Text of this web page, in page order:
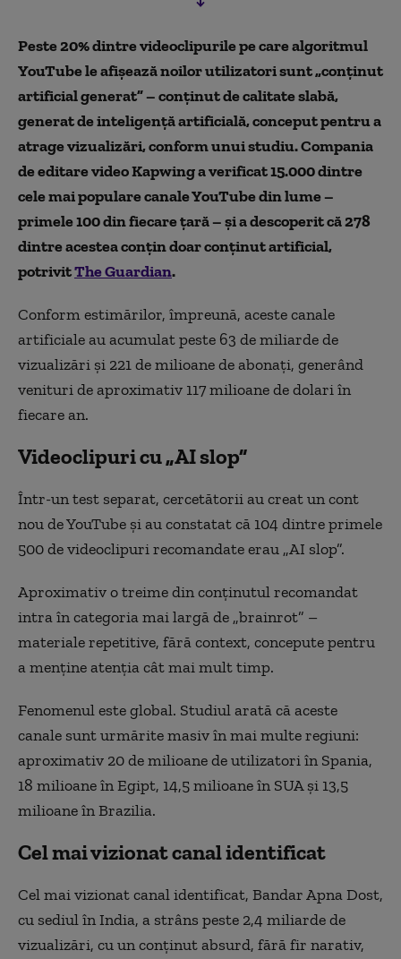
Peste 20% dintre videoclipurile pe care algoritmul
YouTube le afișează noilor utilizatori sunt „conținut
artificial generat” – conținut de calitate slabă,
generat de inteligență artificială, conceput pentru a
atrage vizualizări, conform unui studiu. Compania
de editare video Kapwing a verificat 15.000 dintre
cele mai populare canale YouTube din lume –
primele 100 din fiecare țară – și a descoperit că 278
dintre acestea conțin doar conținut artificial,
potrivitThe Guardian.
Conform estimărilor, împreună, aceste canale
artificiale au acumulat peste 63 de miliarde de
vizualizări și 221 de milioane de abonați, generând
venituri de aproximativ 117 milioane de dolari în
fiecare an.
Videoclipuri cu „AI slop”
Într-un test separat, cercetătorii au creat un cont
nou de YouTube și au constatat că 104 dintre primele
500 de videoclipuri recomandate erau „AI slop”.
Aproximativ o treime din conținutul recomandat
intra în categoria mai largă de „brainrot” –
materiale repetitive, fără context, concepute pentru
a menține atenția cât mai mult timp.
Fenomenul este global. Studiul arată că aceste
canale sunt urmărite masiv în mai multe regiuni:
aproximativ 20 de milioane de utilizatori în Spania,
18 milioane în Egipt, 14,5 milioane în SUA și 13,5
milioane în Brazilia.
Cel mai vizionat canal identificat
Cel mai vizionat canal identificat, Bandar Apna Dost,
cu sediul în India, a strâns peste 2,4 miliarde de
vizualizări, cu un conținut absurd, fără fir narativ,